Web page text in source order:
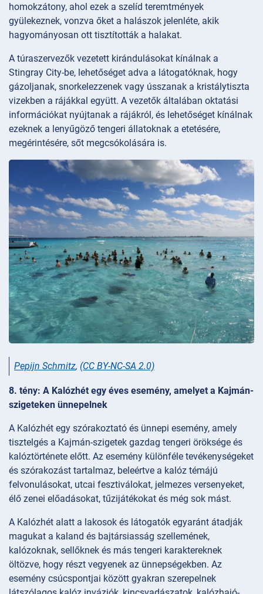
homokzátony, ahol ezek a szelíd teremtmények
gyülekeznek, vonzva őket a halászok jelenléte, akik
hagyományosan ott tisztították a halakat.
A túraszervezők vezetett kirándulásokat kínálnak a
Stingray City-be, lehetőséget adva a látogatóknak, hogy
gázoljanak, snorkelezzenek vagy ússzanak a kristálytiszta
vizekben a rájákkal együtt. A vezetők általában oktatási
információkat nyújtanak a rájákról, és lehetőséget kínálnak
ezeknek a lenyűgöző tengeri állatoknak a etetésére,
megérintésére, sőt megcsókolására is.
Pepijn Schmitz, (CC BY-NC-SA 2.0)
8. tény: A Kalózhét egy éves esemény, amelyet a Kajmán-
szigeteken ünnepelnek
A Kalózhét egy szórakoztató és ünnepi esemény, amely
tisztelgés a Kajmán-szigetek gazdag tengeri öröksége és
kalóztörténete előtt. Az esemény különféle tevékenységeket
és szórakozást tartalmaz, beleértve a kalóz témájú
felvonulásokat, utcai fesztiválokat, jelmezes versenyeket,
élő zenei előadásokat, tűzijátékokat és még sok mást.
A Kalózhét alatt a lakosok és látogatók egyaránt átadják
magukat a kaland és bajtársiasság szellemének,
kalózoknak, sellőknek és más tengeri karaktereknek
öltözve, hogy részt vegyenek az ünnepségekben. Az
esemény csúcspontjai között gyakran szerepelnek